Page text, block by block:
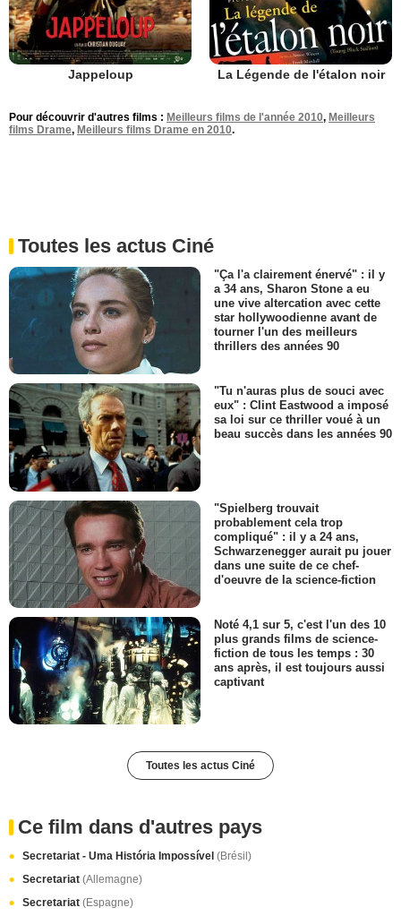
Jappeloup La Légende de l'étalon noir
Pour découvrir d'autres films : Meilleurs films de l'année 2010, Meilleurs
films Drame, Meilleurs films Drame en 2010.
Toutes les actus Ciné
"Ça l'a clairement énervé" : il y
a 34 ans, Sharon Stone a eu
une vive altercation avec cette
star hollywoodienne avant de
tourner l'un des meilleurs
thrillers des années 90
"Tu n'auras plus de souci avec
eux" : Clint Eastwood a imposé
sa loi sur ce thriller voué à un
beau succès dans les années 90
"Spielberg trouvait
probablement cela trop
compliqué" : il y a 24 ans,
Schwarzenegger aurait pu jouer
dans une suite de ce chef-
d'oeuvre de la science-fiction
Noté 4,1 sur 5, c'est l'un des 10
plus grands films de science-
fiction de tous les temps : 30
ans après, il est toujours aussi
captivant
Toutes les actus Ciné
Ce film dans d'autres pays
Secretariat - Uma História Impossível (Brésil)
Secretariat (Allemagne)
Secretariat (Espagne)